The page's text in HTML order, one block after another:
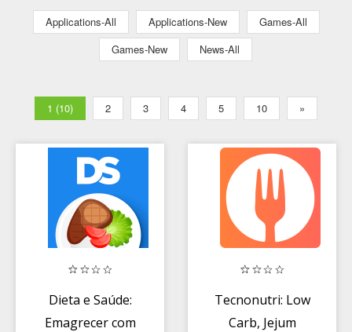
Applications-All Applications-New
Games-All
Games-New
News-All
1 (10) 2 3 4 5 10 »
Dieta e Saúde:
Emagrecer com
Tecnonutri: Low
Carb, Jejum